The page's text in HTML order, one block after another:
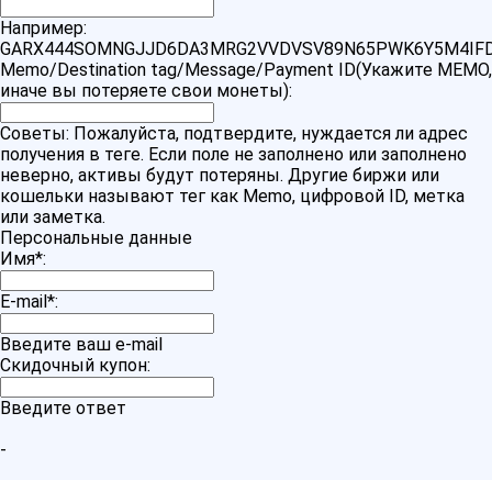
Например:
Memo/Destination tag/Message/Payment ID(Укажите MEMO,
иначе вы потеряете свои монеты):
Советы: Пожалуйста, подтвердите, нуждается ли адрес
получения в теге. Если поле не заполнено или заполнено
неверно, активы будут потеряны. Другие биржи или
кошельки называют тег как Memo, цифровой ID, метка
или заметка.
Персональные данные
Имя*:
E-mail*:
Введите ваш e-mail
Скидочный купон:
Введите ответ
-